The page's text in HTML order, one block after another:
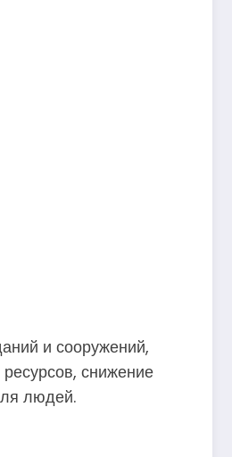
и сооружений,
снижение
людей.